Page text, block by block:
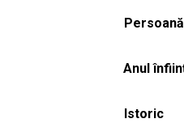
Anul
Istoric